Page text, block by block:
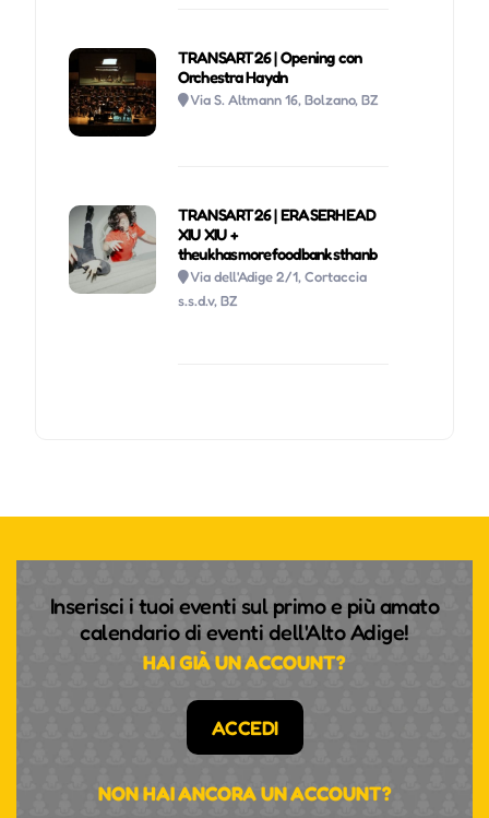
TRANSART26 | Opening con
Orchestra Haydn
Via S. Altmann 16, Bolzano, BZ
TRANSART26 | ERASERHEAD
XIU XIU +
theukhasmorefoodbanksthanb
Via dell'Adige 2/1, Cortaccia
s.s.d.v, BZ
Inserisci i tuoi eventi sul primo e più amato
calendario di eventi dell'Alto Adige!
HAI GIÀ UN ACCOUNT?
ACCEDI
NON HAI ANCORA UN ACCOUNT?